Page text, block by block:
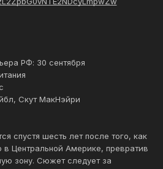
РФ: 30 сентября
Скут МакНэйри
спустя шесть лет после того, как
в Центральной Америке, превратив
зону. Сюжет следует за